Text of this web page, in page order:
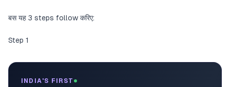
बस यह 3 steps follow करिए:
Step 1
INDIA'S FIRST